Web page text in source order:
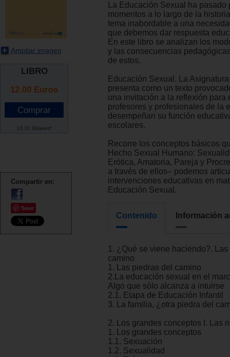
Ampliar imagen
LIBRO
12.00 Euros
13.31 Dólares*
Compartir en:
Save
La Educación Sexual ha pasado
momentos a lo largo de la
tema inabordable a una
que debemos dar respuesta
En este libro se analizan los
y las consecuencias
de estos.
Educación Sexual. La
presenta como un texto
una invitación a la reflexión para
profesores y profesionales de la
desempeñan su función
escolares.
Recorre los conceptos básicos
Hecho Sexual Humano:
Erótica, Amatoria, Pareja y
a través de ellos– podemos
intervenciones educativas en
Educación Sexual.
Contenido Información
1. ¿Qué se viene haciendo?.
camino
1. Las piedras del camino
2.La educación sexual en el
Algo que sólo alcanza a intuirse
2.1. Etapa de Educación Infantil
3. La familia, ¿otra piedra del
2. Los grandes conceptos I. Las
1. Los grandes conceptos
1.1. Sexuación
1.2. Sexualidad